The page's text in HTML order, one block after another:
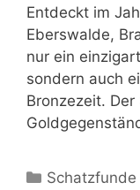
Entdeckt im
Eberswalde,
nur ein
sondern auch
Bronzezeit.
Kategorien